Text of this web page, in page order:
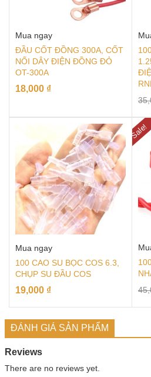
Mua ngay
ĐẦU CỐT ĐỒNG 300A, CỐT
NỐI DÂY ĐIỆN ĐỒNG ĐỎ
OT-300A
18,000 ₫
Mua ngay
100 CAO SU BỌC COS 6.3,
CHỤP SU ĐẦU COS
19,000 ₫
Sale!
ĐÁNH GIÁ SẢN PHẨM
Reviews
There are no reviews yet.